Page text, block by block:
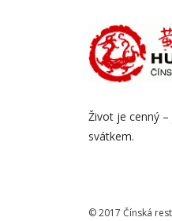
Život je cenný
svátkem.
© 2017 Čínská